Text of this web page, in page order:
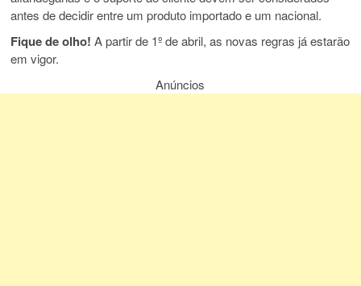
antes de decidir entre um produto importado e um nacional.
Fique de olho! A partir de 1º de abril, as novas regras já estarão
em vigor.
Anúncios